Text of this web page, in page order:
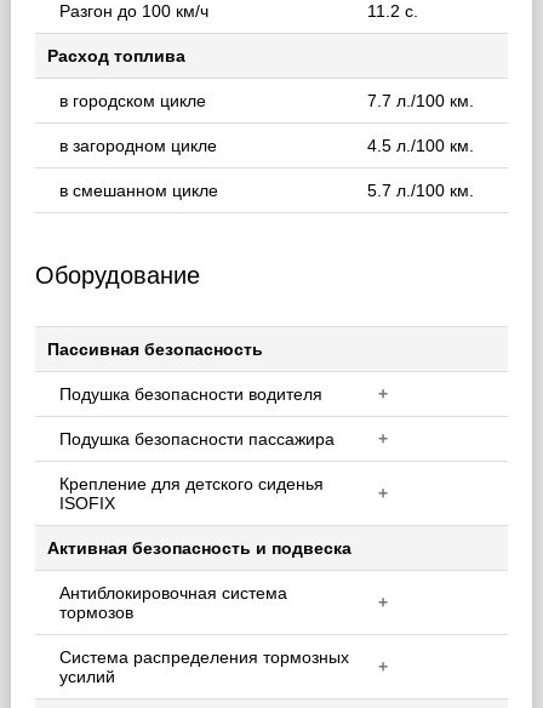
Разгон до 100 км/ч 11.2 с.
Расход топлива
в городском цикле 7.7 л./100 км.
в загородном цикле 4.5 л./100 км.
в смешанном цикле 5.7 л./100 км.
Оборудование
Пассивная безопасность
Подушка безопасности водителя +
Подушка безопасности пассажира +
Крепление для детского сиденья
ISOFIX
+
Активная безопасность и подвеска
Антиблокировочная система
тормозов
+
Система распределения тормозных
усилий
+